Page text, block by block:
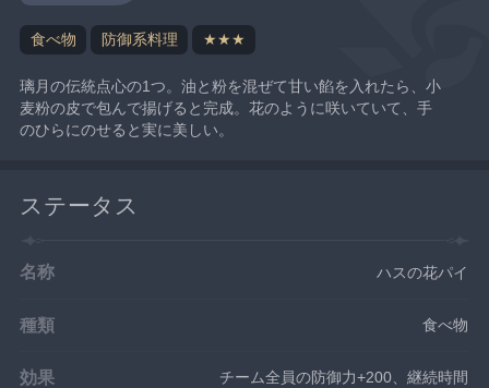
食べ物 防御系料理 ★★★
璃月の伝統点心の1つ。油と粉を混ぜて甘い餡を入れたら、小
麦粉の皮で包んで揚げると完成。花のように咲いていて、手
のひらにのせると実に美しい。
ステータス
名称 ハスの花パイ
種類 食べ物
効果
チーム全員の防御力+200、継続時間